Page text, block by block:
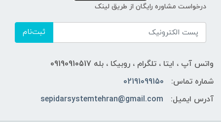
درخواست مشاوره رایگان از طریق لینک
ثبت‌نام
واتس آپ ، ایتا ، تلگرام ، روبیکا ، بله 09190910517
شماره تماس:
02191099150
آدرس ایمیل:
sepidarsystemtehran@gmail.com